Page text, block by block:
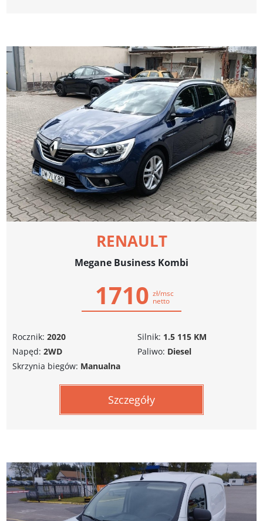
RENAULT
Megane Business Kombi
1710 zł/msc
netto
Rocznik: 2020
Napęd: 2WD
Silnik: 1.5 115 KM
Paliwo: Diesel
Skrzynia biegów: Manualna
Szczegóły